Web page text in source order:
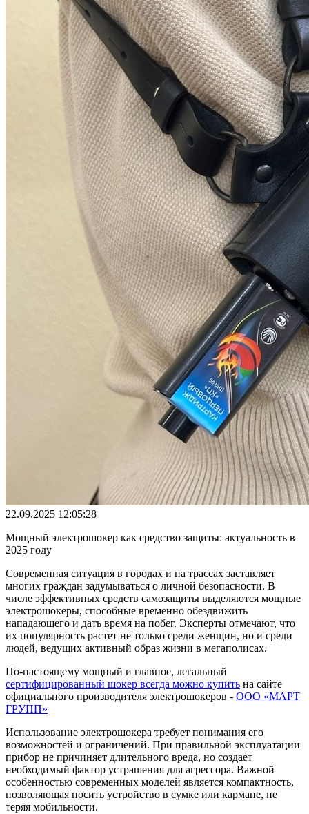
22.09.2025 12:05:28
Мощный электрошокер как средство защиты: актуальность в
2025 году
Современная ситуация в городах и на трассах заставляет
многих граждан задумываться о личной безопасности. В
числе эффективных средств самозащиты выделяются мощные
электрошокеры, способные временно обездвижить
нападающего и дать время на побег. Эксперты отмечают, что
их популярность растет не только среди женщин, но и среди
людей, ведущих активный образ жизни в мегаполисах.
По-настоящему мощный и главное, легальный
сертифицированный шокер всегда можно купить на сайте
официального производителя электрошокеров - ООО «МАРТ
ГРУПП»
Использование электрошокера требует понимания его
возможностей и ограничений. При правильной эксплуатации
прибор не причиняет длительного вреда, но создает
необходимый фактор устрашения для агрессора. Важной
особенностью современных моделей является компактность,
позволяющая носить устройство в сумке или кармане, не
теряя мобильности.